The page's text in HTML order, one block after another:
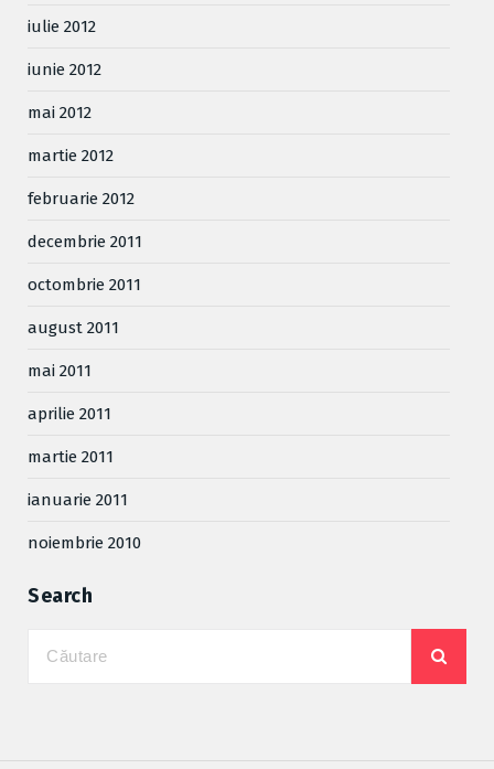
iulie 2012
iunie 2012
mai 2012
martie 2012
februarie 2012
decembrie 2011
octombrie 2011
august 2011
mai 2011
aprilie 2011
martie 2011
ianuarie 2011
noiembrie 2010
Search